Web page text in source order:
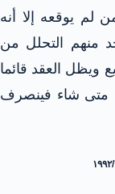
لم يوقعه إلا أنه
منهم التحلل من
ويظل العقد قائما
متى شاء فينصرف